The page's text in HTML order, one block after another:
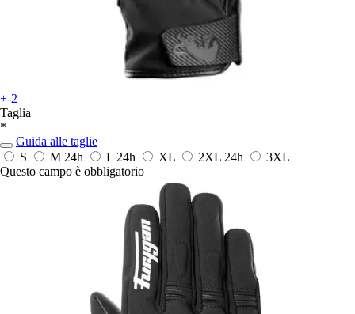
+-2
Taglia
*
Guida alle taglie
S
M 24h L 24h XL 2XL 24h
3XL
Questo campo è obbligatorio